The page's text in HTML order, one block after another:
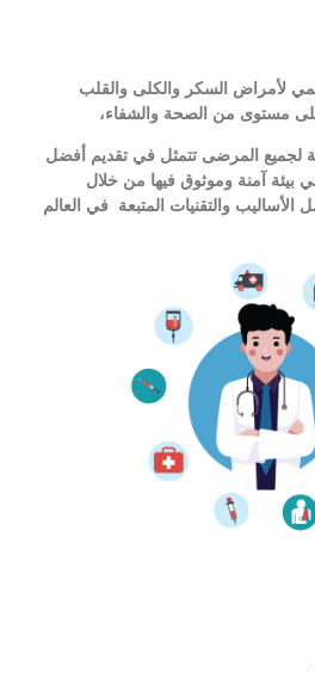
لأمراض السكر والكلى والقلب
مستوى من الصحة والشفاء،
لجميع المرضى تتمثل في تقديم أفضل
بيئة آمنة وموثوق فيها من خلال
والتقنيات المتبعة في العالم